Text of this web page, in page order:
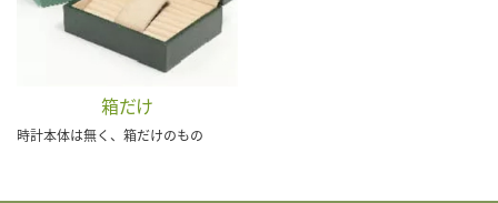
箱だけ
時計本体は無く、箱だけのもの